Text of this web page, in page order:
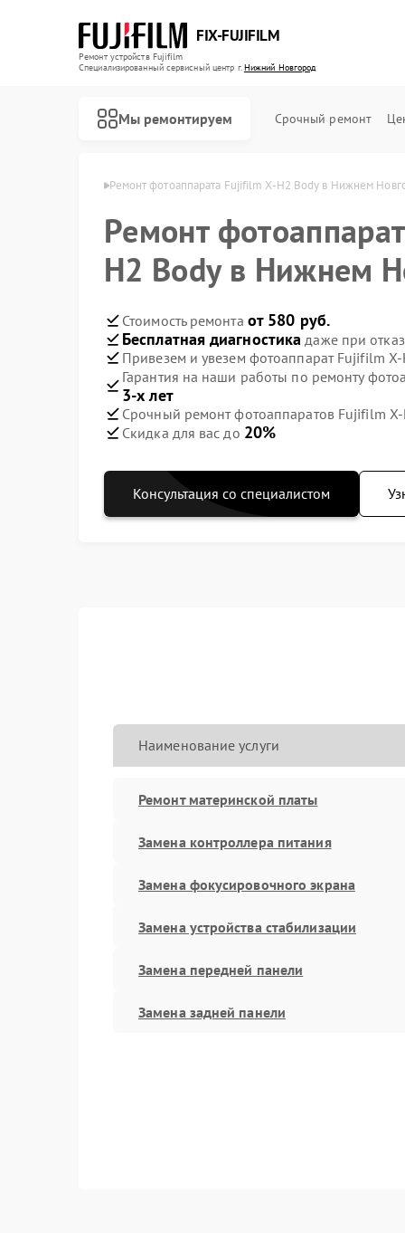
FIX-FUJIFILM
Ремонт устройств Fujifilm
Специализированный cервисный центр г.Нижний Новгород
Мы ремонтируем Срочный ремонт
Ремонт фотоаппарата Fujifilm X-H2 Body в Нижнем
Ремонт
H2 Body в Нижнем
Стоимость ремонта от 580 руб.
Бесплатная диагностика даже при
Привезем и увезем фотоаппарат Fujifilm
Гарантия на наши работы по ремонту
3-х лет
Срочный ремонт фотоаппаратов Fujifilm X-
Скидка для вас до 20%
Консультация со специалистом
Наименование услуги
Ремонт материнской платы
Замена контроллера питания
Замена фокусировочного экрана
Замена устройства стабилизации
Замена передней панели
Замена задней панели